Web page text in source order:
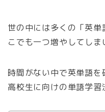
世の中には多くの「英
こでも一つ増やしてしま
時間がない中で英単語
高校生に向けの単語学習